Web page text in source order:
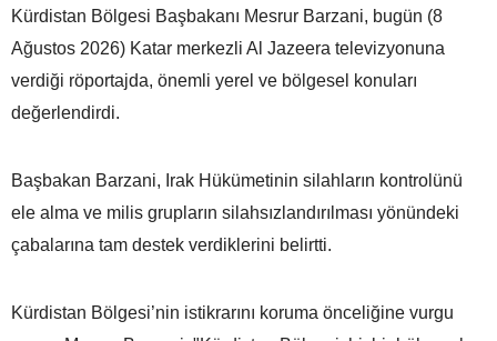
Kürdistan Bölgesi Başbakanı Mesrur Barzani, bugün (8
Ağustos 2026) Katar merkezli Al Jazeera televizyonuna
verdiği röportajda, önemli yerel ve bölgesel konuları
değerlendirdi.
Başbakan Barzani, Irak Hükümetinin silahların kontrolünü
ele alma ve milis grupların silahsızlandırılması yönündeki
çabalarına tam destek verdiklerini belirtti.
Kürdistan Bölgesi’nin istikrarını koruma önceliğine vurgu